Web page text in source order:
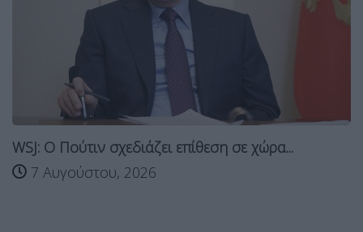
WSJ: Ο Πούτιν σχεδιάζει επίθεση σε χώρα...
7 Αυγούστου, 2026